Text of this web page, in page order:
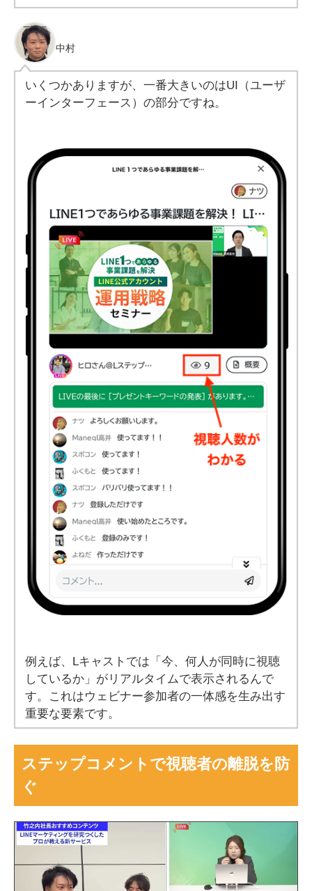
中村
いくつかありますが、一番大きいのはUI（ユーザ
ーインターフェース）の部分ですね。
例えば、Lキャストでは「今、何人が同時に視聴
しているか」がリアルタイムで表示されるんで
す。これはウェビナー参加者の一体感を生み出す
重要な要素です。
ステップコメントで視聴者の離脱を防
ぐ